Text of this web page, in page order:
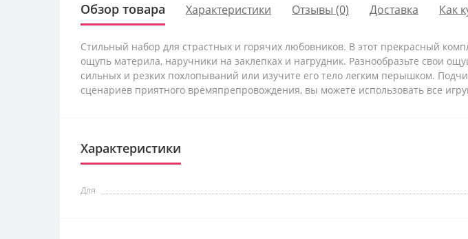
Обзор товара Характеристики Отзывы (0) Доставка Как
Стильный набор для страстных и горячих любовников. В этот прекрасный
ощупь материла, наручники на заклепках и нагрудник. Разнообразьте свои
сильных и резких похлопываний или изучите его тело легким перышком.
сценариев приятного времяпрепровождения, вы можете использовать все
Характеристики
Для